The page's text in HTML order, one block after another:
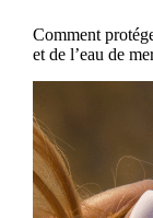
Comment
et de l’eau de